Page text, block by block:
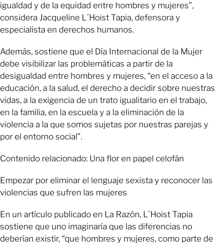
igualdad y de la equidad entre hombres y mujeres”,
considera Jacqueline L´Hoist Tapia, defensora y
especialista en derechos humanos.
Además, sostiene que el Día Internacional de la Mujer
debe visibilizar las problemáticas a partir de la
desigualdad entre hombres y mujeres, “en el acceso a la
educación, a la salud, el derecho a decidir sobre nuestras
vidas, a la exigencia de un trato igualitario en el trabajo,
en la familia, en la escuela y a la eliminación de la
violencia a la que somos sujetas por nuestras parejas y
por el entorno social”.
Contenido relacionado: Una flor en papel celofán
Empezar por eliminar el lenguaje sexista y reconocer las
violencias que sufren las mujeres
En un artículo publicado en La Razón, L`Hoist Tapia
sostiene que uno imaginaría que las diferencias no
deberían existir, “que hombres y mujeres, como parte de